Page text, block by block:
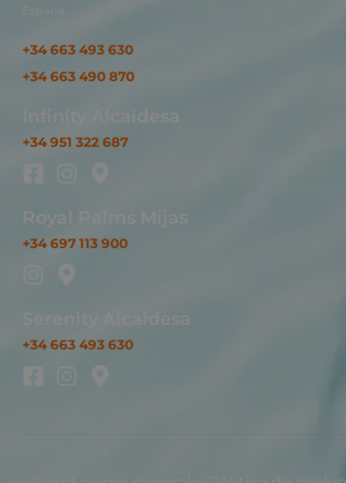
España.
+34 663 493 630
+34 663 490 870
Infinity Alcaidesa
+34 951 322 687
Royal Palms Mijas
+34 697 113 900
Serenity Alcaidesa
+34 663 493 630